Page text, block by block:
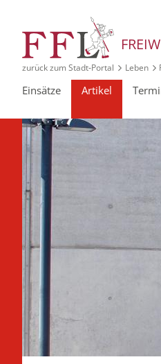
zurück zum Stadt‑Portal Leben
Einsätze Artikel